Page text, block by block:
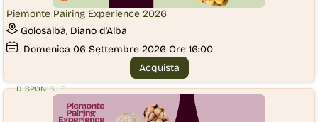
Piemonte Pairing Experience 2026
Golosalba, Diano d'Alba
Domenica 06 Settembre 2026 Ore 16:00
Acquista
DISPONIBILE